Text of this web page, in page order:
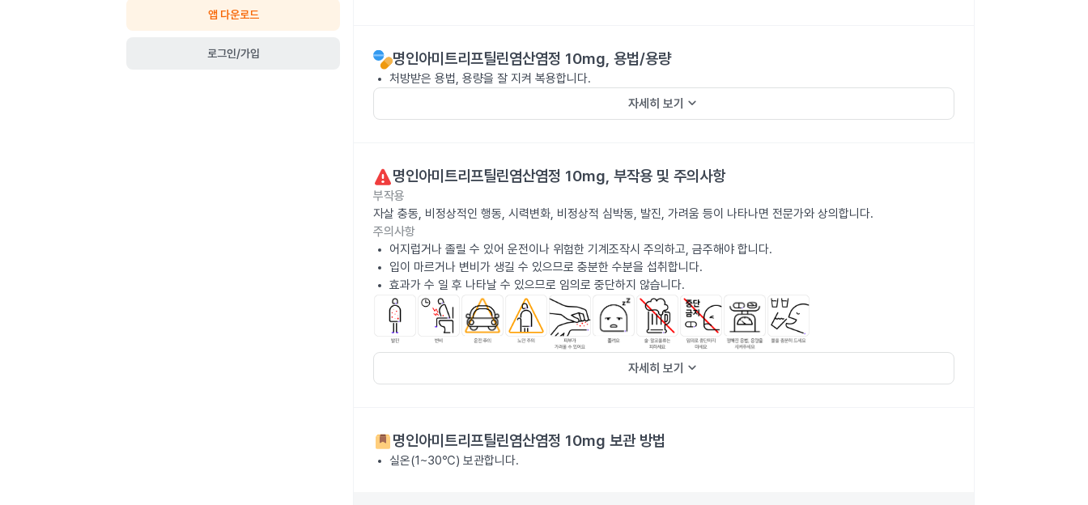
앱 다운로드
로그인/가입 명인아미트리프틸린염산염정 10mg, 용법/용량
처방받은 용법, 용량을 잘 지켜 복용합니다.
자세히 보기 keyboard_arrow_down
명인아미트리프틸린염산염정 10mg, 부작용 및 주의사항
부작용
자살 충동, 비정상적인 행동, 시력변화, 비정상적 심박동, 발진, 가려움 등이 나타나면 전문가와 상의합니다.
주의사항
어지럽거나 졸릴 수 있어 운전이나 위험한 기계조작시 주의하고, 금주해야 합니다.
입이 마르거나 변비가 생길 수 있으므로 충분한 수분을 섭취합니다.
효과가 수 일 후 나타날 수 있으므로 임의로 중단하지 않습니다.
자세히 보기 keyboard_arrow_down
명인아미트리프틸린염산염정 10mg 보관 방법
실온(1~30℃) 보관합니다.